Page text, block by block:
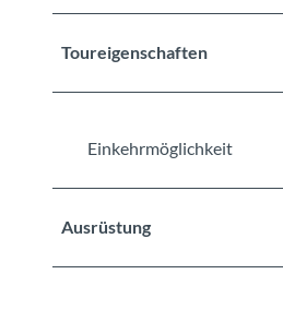
Toureigenschaften
Einkehrmöglichkeit
Ausrüstung